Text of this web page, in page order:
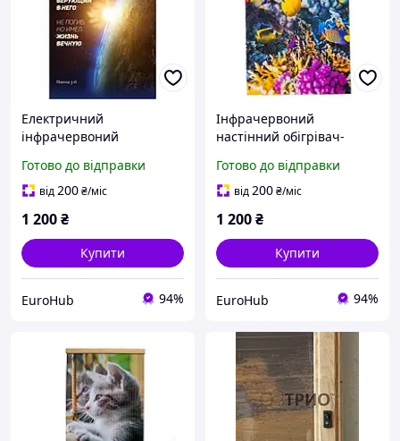
Електричний
інфрачервоний
картина Trio "Земля"
(TM010021)
Готово до відправки
від200₴/міс
1 200₴
Купити
EuroHub 94%
Інфрачервоний
настінний обігрівач-
Риф 400W 100х57см
(TP010241)
Готово до відправки
від200₴/міс
1 200₴
Купити
EuroHub 94%